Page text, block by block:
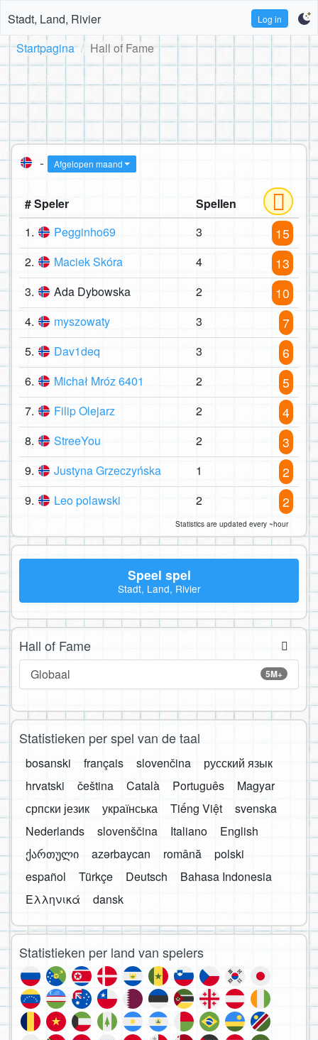
Stadt, Land, Rivier Log in
Startpagina Hall of Fame
- Afgelopen maand
# Speler
Spellen
1.
Pegginho69 3 15
2. Maciek Skóra 4 13
3. Ada Dybowska 2 10
4. myszowaty 3 7
5. Dav1deq 3 6
6. Michał Mróz 6401 2 5
7. Filip Olejarz 2 4
8. StreeYou 2 3
9. Justyna Grzeczyńska 1 2
9. Leo polawski 2 2
Statistics are updated every ~hour
Speel spel
Stadt, Land, Rivier
Hall of Fame
5M+
Globaal
Statistieken per spel van de taal
bosanski français slovenčina
русский язык
hrvatski
čeština Català Português
Magyar
српски језик
українська Tiếng Việt
svenska
Nederlands
slovenščina Italiano
English
ქართული
azərbaycan română
polski
español
Türkçe Deutsch
Bahasa Indonesia
Ελληνικά
dansk
Statistieken per land van spelers